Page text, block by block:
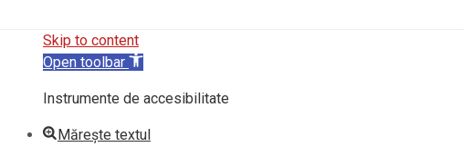
Skip to content
Open toolbar
Instrumente de accesibilitate
Mărește textul